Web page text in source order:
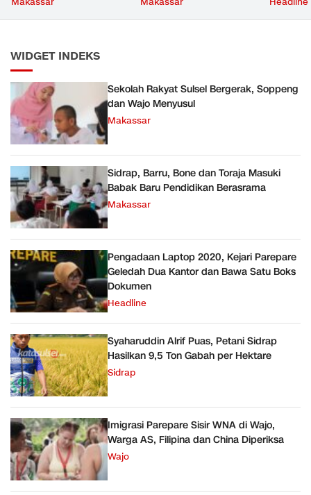
WIDGET INDEKS
Sekolah Rakyat Sulsel Bergerak, Soppeng
dan Wajo Menyusul
Makassar
Sidrap, Barru, Bone dan Toraja Masuki
Babak Baru Pendidikan Berasrama
Makassar
Pengadaan Laptop 2020, Kejari Parepare
Geledah Dua Kantor dan Bawa Satu Boks
Dokumen
Headline
Syaharuddin Alrif Puas, Petani Sidrap
Hasilkan 9,5 Ton Gabah per Hektare
Sidrap
Imigrasi Parepare Sisir WNA di Wajo,
Warga AS, Filipina dan China Diperiksa
Wajo